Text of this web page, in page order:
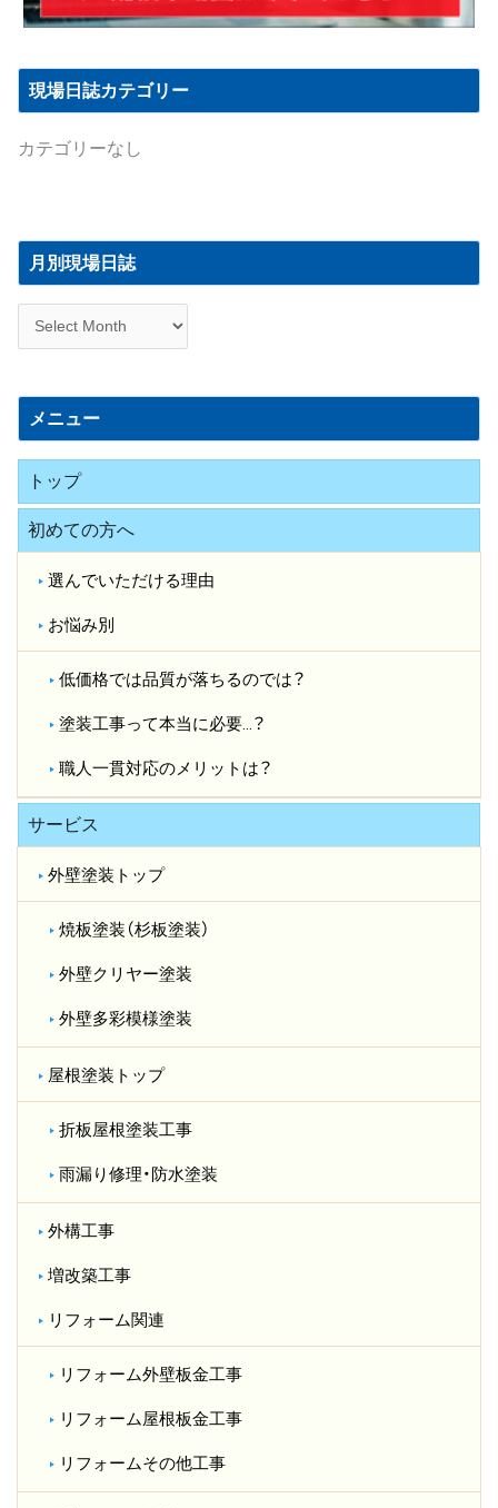
現場日誌カテゴリー
カテゴリーなし
月別現場日誌
現
日
メニュー
トップ
初めての方へ
選んでいただける理由
お悩み別
低価格では品質が落ちるのでは？​
塗装工事って本当に必要…？​
職人一貫対応のメリットは？​
サービス
外壁塗装トップ
焼板塗装（杉板塗装）
外壁クリヤー塗装
外壁多彩模様塗装
屋根塗装トップ
折板屋根塗装工事
雨漏り修理・防水塗装
外構工事
増改築工事
リフォーム関連
リフォーム外壁板金工事
リフォーム屋根板金工事
リフォームその他工事